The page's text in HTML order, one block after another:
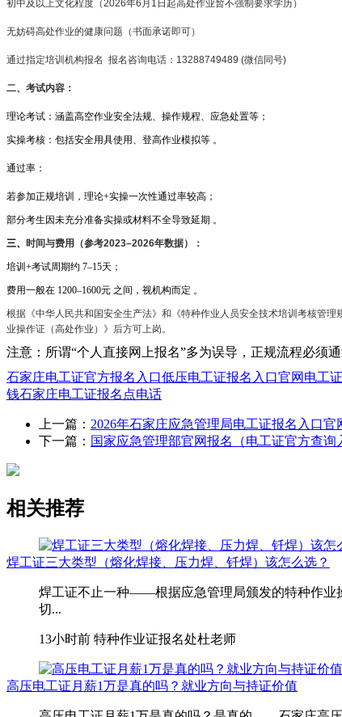
初中及以上文化程度（2026年6月1日起高处作业暂不强制要求学历）
无妨碍高处作业的健康问题（书面承诺即可）
通过指定培训机构报名 报名咨询电话：13288749489 (微信同号)
二、 考试内容‌：
理论考试：涵盖高空作业安全法规、操作规程、应急处置等；
实操考核：包括安全用具使用、登高作业模拟等 。‌‌
通过率‌：
若参加正规培训，理论+实操一次性通过率较高；
部分考生因未充分准备实操或材料不全导致延期 。‌‌
三、 时间与费用‌（参考2023–2026年数据）：
培训+考试周期约 ‌7–15天‌；
费用一般在 ‌1200–1600元‌ 之间，视机构而定 。‌‌
根据《中华人民共和国安全生产法》和《特种作业人员安全技术培训考核管
业操作证（高处作业）‌》后方可上岗‌‌。
注意：所谓“个人直接网上报名”多为误导，正规流程必须
石家庄电工证官方报名入口低压电工证报名入口官网 电工
钱石家庄电工证报名点电话
上一篇： 2026年石家庄应急管理局电工证报名入口官
下一篇： 国家应急管理部官网报名（电工证官方查询
相关推荐
焊工证三大类型（熔化焊接、压力焊、钎焊）该怎么选？
焊工证不止一种——根据应急管理局颁发的特种作业
切...
13小时前 特种作业证报名处杜老师
高压电工证月薪1万是真的吗？就业方向与持证价值